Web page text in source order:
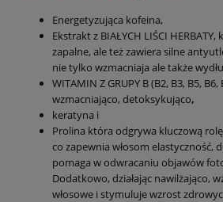
Energetyzująca kofeina,
Ekstrakt z BIAŁYCH LIŚCI
zapalne, ale też zawiera silne
nie tylko wzmacniaja ale także
WITAMIN Z GRUPY B (B2, B3, B5,
wzmacniająco, detoksykująco,
keratyna i
Prolina która odgrywa kluczową
co zapewnia włosom elastyczność,
pomaga w odwracaniu objawów
Dodatkowo, działając nawilżająco,
włosowe i stymuluje wzrost